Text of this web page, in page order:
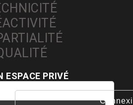
ESPACE PRIVÉ